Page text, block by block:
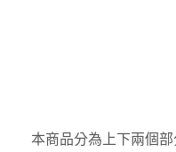
本商品分為上下兩個